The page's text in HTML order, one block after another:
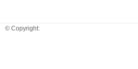
© Copyright: